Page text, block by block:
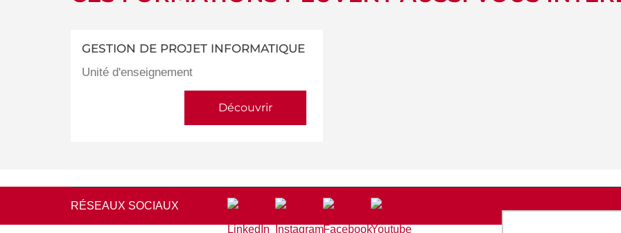
GESTION DE PROJET INFORMATIQUE
Unité d'enseignement
Découvrir
RÉSEAUX SOCIAUX